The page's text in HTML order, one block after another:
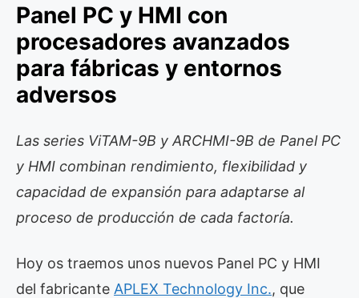
Panel PC y HMI con
procesadores avanzados
para fábricas y entornos
adversos
Las series ViTAM-9B y ARCHMI-9B de Panel PC
y HMI combinan rendimiento, flexibilidad y
capacidad de expansión para adaptarse al
proceso de producción de cada factoría.
Hoy os traemos unos nuevos Panel PC y HMI
del fabricante APLEX Technology Inc., que